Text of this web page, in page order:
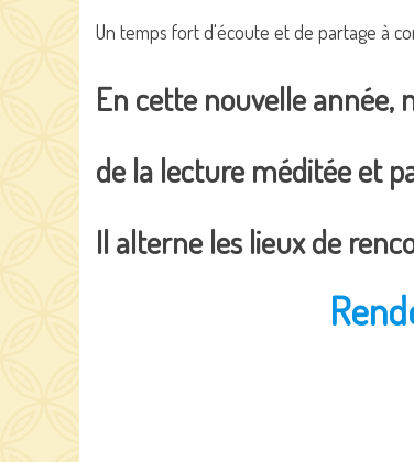
Un temps fort d'écoute et de partage à
En cette nouvelle année,
de la lecture méditée et
Il alterne les lieux de